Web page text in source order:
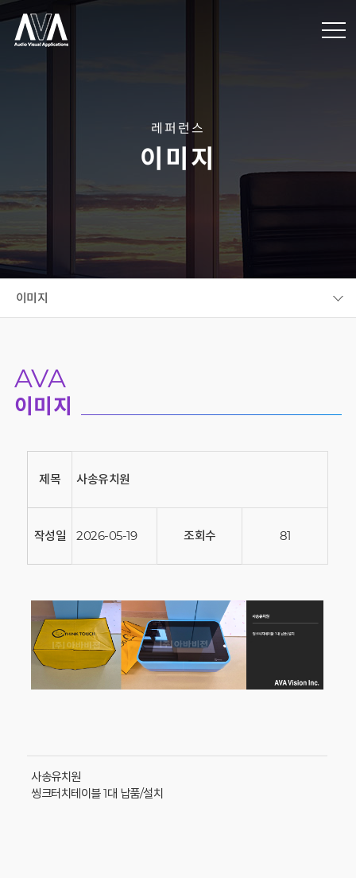
레퍼런스
이미지
이미지
AVA
이미지
제목 사송유치원
작성일 2026-05-19 조회수 81
사송유치원
씽크터치테이블 1대 납품/설치